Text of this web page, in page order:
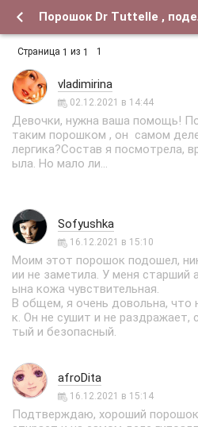
Страница 1 из 1 1
vladimirina
02.12.2021 в 14:44
Девочки, нужна ваша помощь!
таким порошком , он самом
лергика?Состав я посмотрела,
ыла. Но мало ли...
Sofyushka
16.12.2021 в 15:10
Моим этот порошок подошел,
ии не заметила. У меня старший
ына кожа чувствительная.
В общем, я очень довольна,
к. Он не сушит и не раздражает,
тый и безопасный.
afroDita
16.12.2021 в 15:14
Подтверждаю, хороший